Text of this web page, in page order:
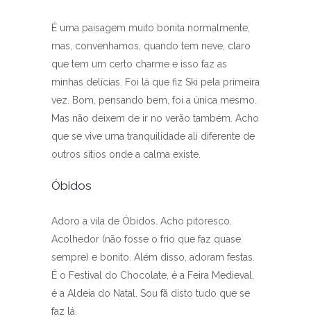
É uma paisagem muito bonita normalmente,
mas, convenhamos, quando tem neve, claro
que tem um certo charme e isso faz as
minhas delícias. Foi lá que fiz Ski pela primeira
vez. Bom, pensando bem, foi a única mesmo.
Mas não deixem de ir no verão também. Acho
que se vive uma tranquilidade ali diferente de
outros sítios onde a calma existe.
Óbidos
Adoro a vila de Óbidos. Acho pitoresco.
Acolhedor (não fosse o frio que faz quase
sempre) e bonito. Além disso, adoram festas.
É o Festival do Chocolate, é a Feira Medieval,
é a Aldeia do Natal. Sou fã disto tudo que se
faz lá.